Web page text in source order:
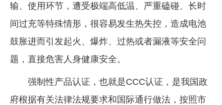
输、使用环节，遭受极端高低温、严重磕碰、长时
间过充等特殊情形，很容易发生热失控，造成电池
鼓胀进而引发起火、爆炸、过热或者漏液等安全问
题，直接危害人身健康安全。
强制性产品认证，也就是CCC认证，是我国政
府根据有关法律法规要求和国际通行做法，按照市